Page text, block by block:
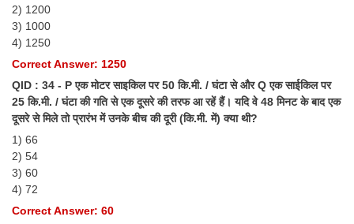
ACIO (IB) Exam
MTS
MTS Exam Papers
MTS Exam Syllabus
2) 1200
3) 1000
4) 1250
Correct Answer: 1250
QID : 34 - P एक मोटर साइकिल पर 50 कि.मी. / घंटा से और Q एक साईकिल पर
25 कि.मी. / घंटा की गति से एक दूसरे की तरफ आ रहें हैं। यदि वे 48 मिनट के बाद एक
दूसरे से मिले तो प्रारंभ में उनके बीच की दूरी (कि.मी. में) क्या थी?
1) 66
2) 54
3) 60
4) 72
Correct Answer: 60